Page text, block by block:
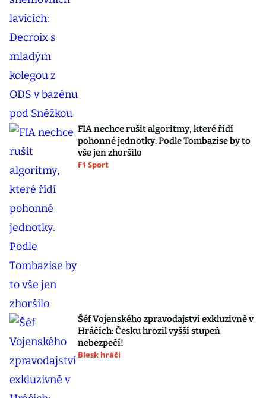
FIA nechce rušit algoritmy, které řídí
pohonné jednotky. Podle Tombazise by to
vše jen zhoršilo
F1 Sport
Šéf Vojenského zpravodajství exkluzivně v
Hráčích: Česku hrozil vyšší stupeň
nebezpečí!
Blesk hráči